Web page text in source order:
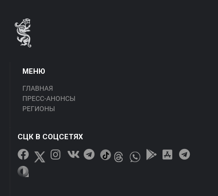
МЕНЮ
ГЛАВНАЯ
ПРЕСС-АНОНСЫ
РЕГИОНЫ
СЦК В СОЦСЕТЯХ